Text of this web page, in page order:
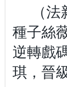
（
種子絲
逆轉戲
琪，晉